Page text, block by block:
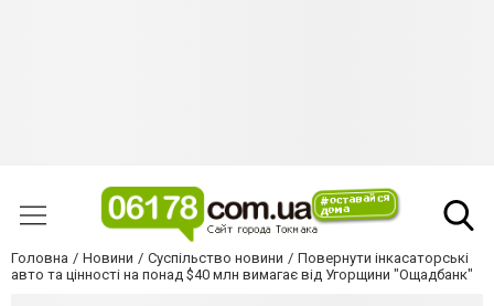
Головна Новини Суспільство новини
Повернути інкасаторські
авто та цінності на понад $40 млн вимагає від Угорщини "Ощадбанк"